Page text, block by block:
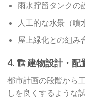
雨水貯留タンクの
人工的な水景（噴
屋上緑化との組み
4. 🏗️ 建物設計・配
都市計画の段階から
しを良くするような